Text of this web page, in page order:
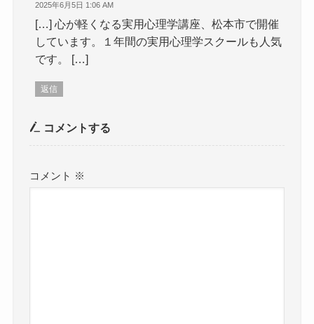
2025年6月5日 1:06 AM
[…] 心が軽くなる実用心理学講座、松本市で開催
しています。１年間の実用心理学スクールも人気
です。 […]
返信
コメントする
コメント ※